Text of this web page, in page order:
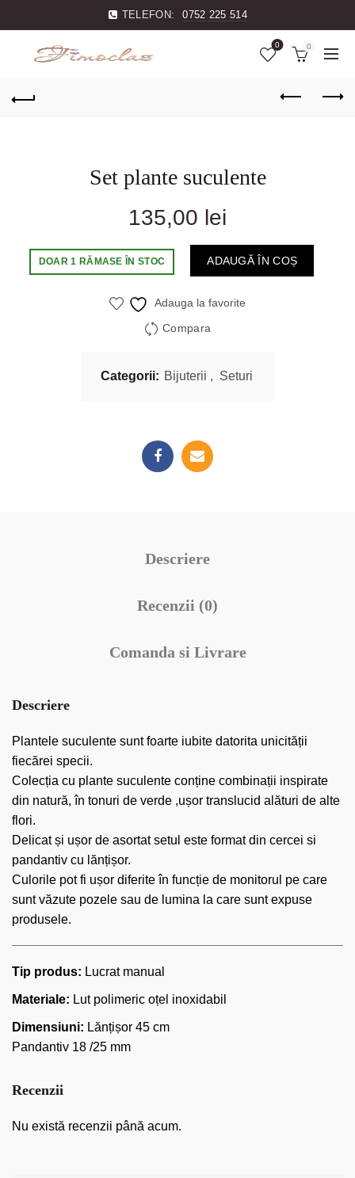
TELEFON: 0752 225 514
0 0
Set plante suculente
135,00 lei
DOAR 1 RĂMASE ÎN STOC ADAUGĂ ÎN COȘ
Adauga la favorite
Compara
Categorii: Bijuterii , Seturi
Descriere
Recenzii (0)
Comanda si Livrare
Descriere
Plantele suculente sunt foarte iubite datorita unicității
fiecărei specii.
Colecția cu plante suculente conține combinații inspirate
din natură, în tonuri de verde ,ușor translucid alături de alte
flori.
Delicat și ușor de asortat setul este format din cercei si
pandantiv cu lănțișor.
Culorile pot fi ușor diferite în funcție de monitorul pe care
sunt văzute pozele sau de lumina la care sunt expuse
produsele.
Tip produs: Lucrat manual
Materiale: Lut polimeric oțel inoxidabil
Dimensiuni: Lănțișor 45 cm
Pandantiv 18 /25 mm
Recenzii
Nu există recenzii până acum.